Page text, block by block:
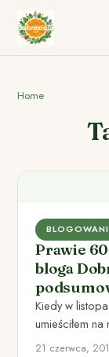
Home
Prawie
bloga
Kiedy w
umieściłem
że…
21 czerwca,